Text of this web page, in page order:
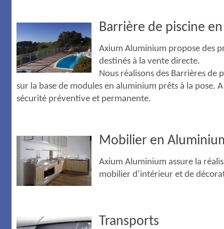
Barrière de piscine
Axium Aluminium propose des
destinés à la vente directe.
Nous réalisons des Barrières de
sur la base de modules en aluminium prêts à la pose. A
sécurité préventive et permanente.
Mobilier en
Axium Aluminium assure la
mobilier d’intérieur et de
Transports